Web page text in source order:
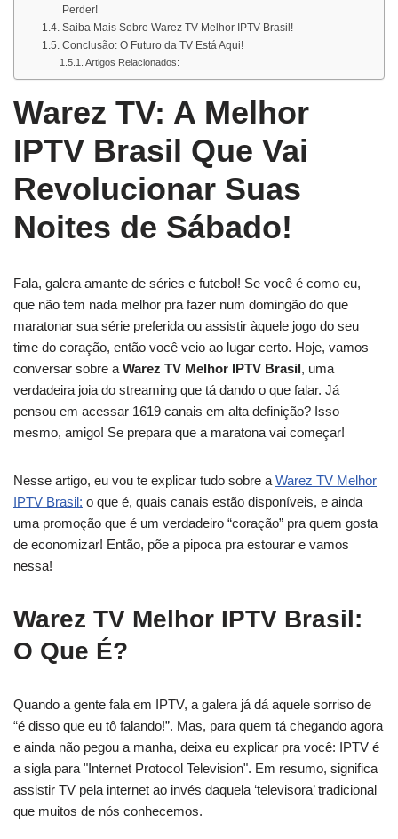
Perder!
Saiba Mais Sobre Warez TV Melhor IPTV Brasil!
Conclusão: O Futuro da TV Está Aqui!
Artigos Relacionados:
Warez TV: A Melhor
IPTV Brasil Que Vai
Revolucionar Suas
Noites de Sábado!
Fala, galera amante de séries e futebol! Se você é como eu,
que não tem nada melhor pra fazer num domingão do que
maratonar sua série preferida ou assistir àquele jogo do seu
time do coração, então você veio ao lugar certo. Hoje, vamos
conversar sobre a Warez TV Melhor IPTV Brasil, uma
verdadeira joia do streaming que tá dando o que falar. Já
pensou em acessar 1619 canais em alta definição? Isso
mesmo, amigo! Se prepara que a maratona vai começar!
Nesse artigo, eu vou te explicar tudo sobre a Warez TV Melhor
IPTV Brasil: o que é, quais canais estão disponíveis, e ainda
uma promoção que é um verdadeiro “coração” pra quem gosta
de economizar! Então, põe a pipoca pra estourar e vamos
nessa!
Warez TV Melhor IPTV Brasil:
O Que É?
Quando a gente fala em IPTV, a galera já dá aquele sorriso de
“é disso que eu tô falando!”. Mas, para quem tá chegando agora
e ainda não pegou a manha, deixa eu explicar pra você: IPTV é
a sigla para "Internet Protocol Television". Em resumo, significa
assistir TV pela internet ao invés daquela ‘televisora’ tradicional
que muitos de nós conhecemos.